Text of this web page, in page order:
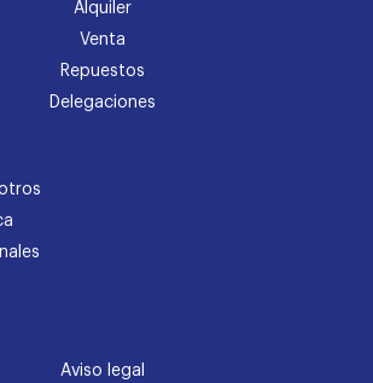
Alquiler
Venta
Repuestos
Delegaciones
Aviso legal